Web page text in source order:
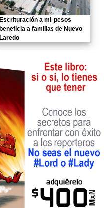
Escrituración a mil pesos
beneficia a familias de Nuevo
Laredo